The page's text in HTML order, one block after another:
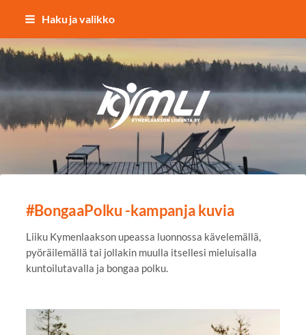
Siirry
sisältöön
Haku ja valikko
Kymlin uusi logo
#BongaaPolku -kampanja kuvia
Liiku Kymenlaakson upeassa luonnossa kävelemällä,
pyöräilemällä tai jollakin muulla itsellesi mieluisalla
kuntoilutavalla ja bongaa polku.